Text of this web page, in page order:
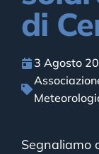
di
3 Agosto
Segnaliamo